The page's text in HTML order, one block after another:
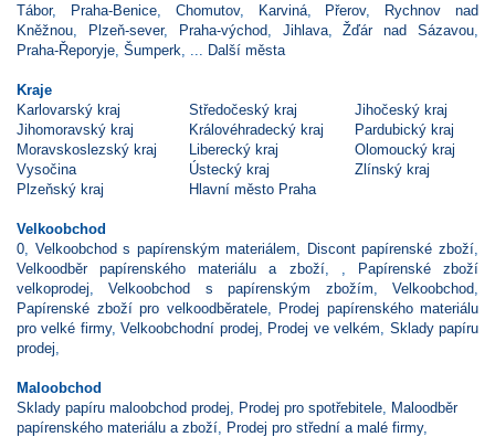
Tábor, Praha-Benice, Chomutov, Karviná, Přerov,
Rychnov nad
Kněžnou
Plzeň-sever, Praha-východ Jihlava,Žďár nad Sázavou
Praha-Řeporyje Šumperk Další města
Kraje
Karlovarský kraj
Středočeský kraj
Jihočeský kraj
Jihomoravský kraj
Královéhradecký kraj
Pardubický kraj
Moravskoslezský kraj
Liberecký kraj
Olomoucký kraj
Vysočina
Ústecký kraj
Zlínský kraj
Plzeňský kraj
Hlavní město Praha
Velkoobchod
0
Velkoobchod s papírenským materiálem Discont papírenské zboží
Velkoodběr papírenského materiálu a zboží,
Papírenské zboží
velkoprodej ,Velkoobchod s papírenským zbožím ,Velkoobchod
Papírenské zboží pro velkoodběratele,
Prodej papírenského materiálu
pro velké firmy,Velkoobchodní prodej Prodej ve velkém
Sklady papíru
prodej
Maloobchod
Sklady papíru maloobchod prodej
Prodej pro spotřebitele
Maloodběr
papírenského materiálu a zboží
Prodej pro střední a malé firmy,